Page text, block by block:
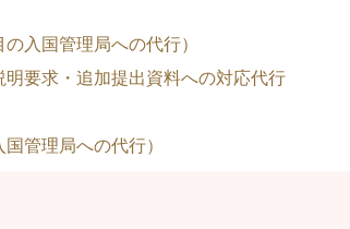
入国管理局への代行）
要求・追加提出資料への対応代行
管理局への代行）